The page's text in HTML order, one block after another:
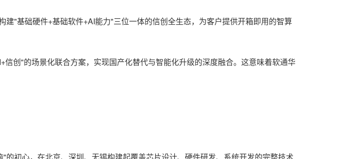
"基础硬件+基础软件+AI能力"三位一体的信创全生态，为客户提供开箱即用的智算
创"的场景化联合方案，实现国产化替代与智能化升级的深度融合。这意味着软通华